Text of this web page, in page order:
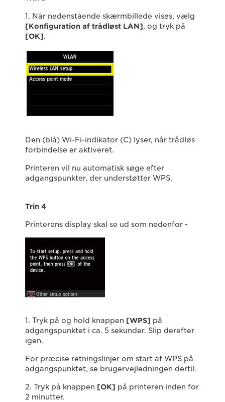
1. Når nedenstående skærmbillede vises, vælg
[Konfiguration af trådløst LAN], og tryk på
[OK].
Den (blå) Wi-Fi-indikator (C) lyser, når trådløs
forbindelse er aktiveret.
Printeren vil nu automatisk søge efter
adgangspunkter, der understøtter WPS.
Trin 4
Printerens display skal se ud som nedenfor -
1. Tryk på og hold knappen [WPS] på
adgangspunktet i ca. 5 sekunder. Slip derefter
igen.
For præcise retningslinjer om start af WPS på
adgangspunktet, se brugervejledningen dertil.
2. Tryk på knappen [OK] på printeren inden for
2 minutter.